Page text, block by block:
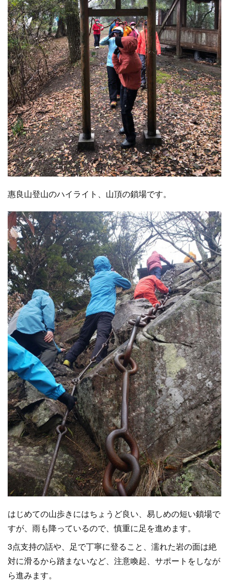
惠良山登山のハイライト、山頂の鎖場です。
はじめての山歩きにはちょうど良い、易しめの短い鎖場で
すが、雨も降っているので、慎重に足を進めます。
3点支持の話や、足で丁寧に登ること、濡れた岩の面は絶
対に滑るから踏まないなど、注意喚起、サポートをしなが
ら進みます。